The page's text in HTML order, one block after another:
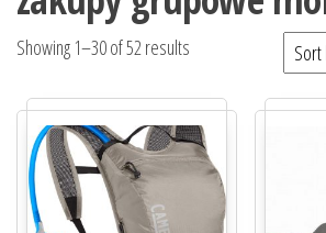
Showing 1–30 of 52 results